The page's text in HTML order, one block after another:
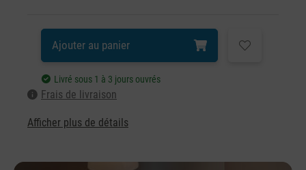
Ajouter au panier
Livré sous 1 à 3 jours ouvrés
Frais de livraison
Afficher plus de détails